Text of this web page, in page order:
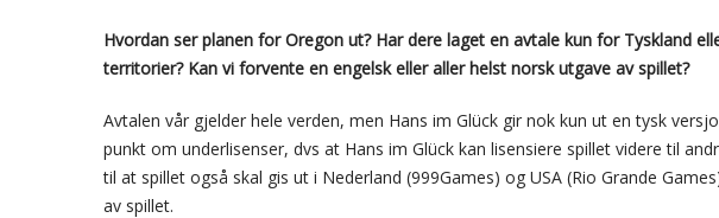
Hvordan ser planen for Oregon ut? Har dere laget en avtale kun for Tyskland
territorier? Kan vi forvente en engelsk eller aller helst norsk utgave av spillet?
Avtalen vår gjelder hele verden, men Hans im Glück gir nok kun ut en tysk
punkt om underlisenser, dvs at Hans im Glück kan lisensiere spillet videre til
til at spillet også skal gis ut i Nederland (999Games) og USA (Rio Grande
av spillet.